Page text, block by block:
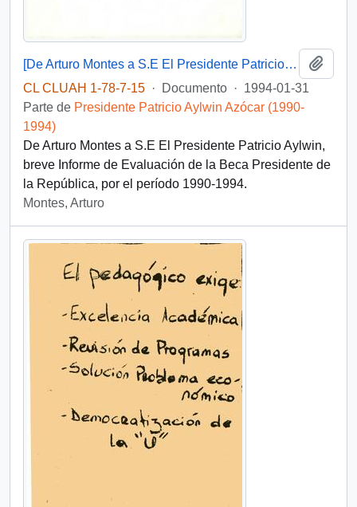
[De Arturo Montes a S.E El Presidente Patricio Aylwin]
CL CLUAH 1-78-7-15 · Documento · 1994-01-31
Parte de Presidente Patricio Aylwin Azócar (1990-
1994)
De Arturo Montes a S.E El Presidente Patricio Aylwin,
breve Informe de Evaluación de la Beca Presidente de
la República, por el período 1990-1994.
Montes, Arturo